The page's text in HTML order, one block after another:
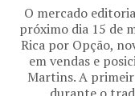
O mercado
próximo dia 15 de
Rica por Opção,
em vendas e
Martins. A